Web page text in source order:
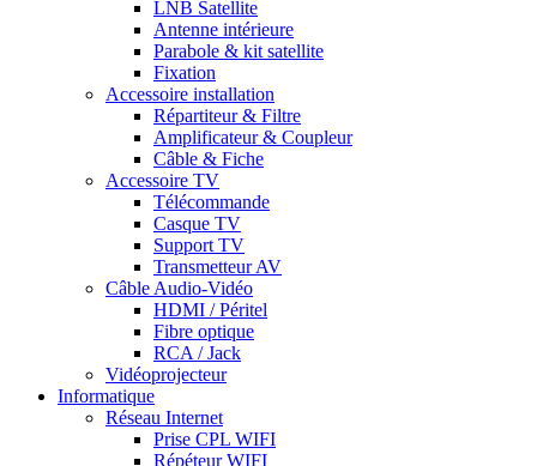
LNB Satellite
Antenne intérieure
Parabole & kit satellite
Fixation
Accessoire installation
Répartiteur & Filtre
Amplificateur & Coupleur
Câble & Fiche
Accessoire TV
Télécommande
Casque TV
Support TV
Transmetteur AV
Câble Audio-Vidéo
HDMI / Péritel
Fibre optique
RCA / Jack
Vidéoprojecteur
Informatique
Réseau Internet
Prise CPL WIFI
Répéteur WIFI